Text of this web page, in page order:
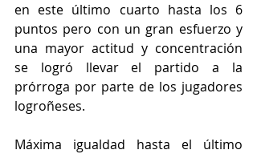
en este último cuarto hasta los 6
puntos pero con un gran esfuerzo y
una mayor actitud y concentración
se logró llevar el partido a la
prórroga por parte de los jugadores
logroñeses.
Máxima igualdad hasta el último